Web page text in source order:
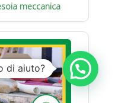
meccanica
di aiuto?